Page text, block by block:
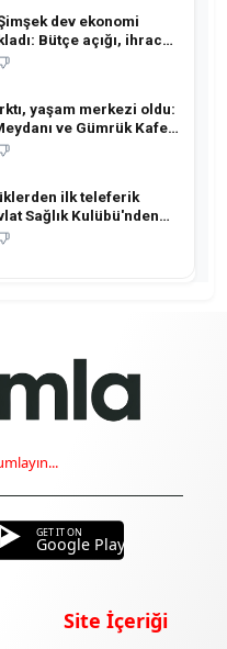
dev ekonomi
Bütçe açığı, ihracat
tablo!
yaşam merkezi oldu:
ve Gümrük Kafe
ilk teleferik
Sağlık Kulübü'nden
GET IT ON
Google Play
Site İçeriği